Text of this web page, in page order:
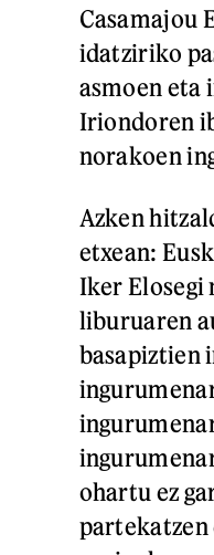
Casamajou
idatziriko
asmoen eta
Iriondoren
norakoen
Azken
etxean:
Iker
liburuaren
basapiztien
ohartu ez
partekatzen